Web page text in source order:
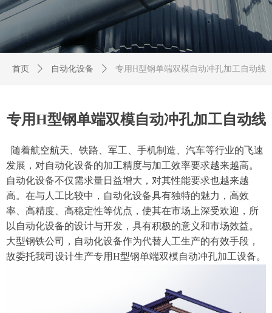
专用H型钢单端双模自动冲孔加工自动线
随着航空航天、铁路、军工、手机制造、汽车等行业的飞速
发展，对自动化设备的加工精度与加工效率要求越来越高。
自动化设备不仅需求量日益增大，对其性能要求也越来越
高。在与人工比较中，自动化设备具有独特的魅力，高效
率、高精度、高稳定性等优点，使其在市场上深受欢迎，所
以自动化设备的设计与开发，具有积极的意义和市场效益。
大型钢铁公司，自动化设备作为代替人工生产的有效手段，
故委托我司设计生产专用H型钢单端双模自动冲孔加工设备。
首页 ꄲ 自动化设备 ꄲ 专用H型钢单端双模自动冲孔加工自动线